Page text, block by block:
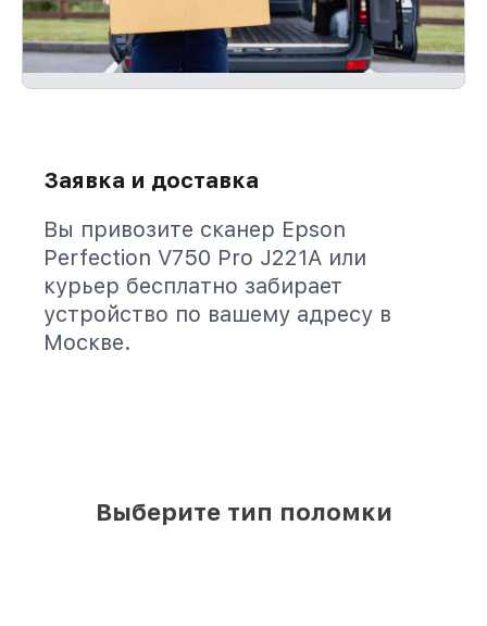
Заявка и доставка
Вы привозите сканер Epson
Perfection V750 Pro J221A или
курьер бесплатно забирает
устройство по вашему адресу в
Москве.
Выберите тип поломки